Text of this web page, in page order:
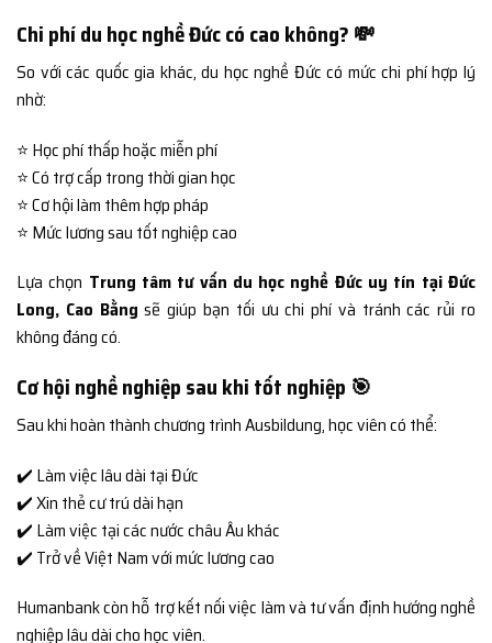
Chi phí du học nghề Đức có cao không? 💸
So với các quốc gia khác, du học nghề Đức có mức chi phí hợp lý
nhờ:
⭐ Học phí thấp hoặc miễn phí
⭐ Có trợ cấp trong thời gian học
⭐ Cơ hội làm thêm hợp pháp
⭐ Mức lương sau tốt nghiệp cao
Lựa chọn Trung tâm tư vấn du học nghề Đức uy tín tại Đức
Long, Cao Bằng sẽ giúp bạn tối ưu chi phí và tránh các rủi ro
không đáng có.
Cơ hội nghề nghiệp sau khi tốt nghiệp 🎯
Sau khi hoàn thành chương trình Ausbildung, học viên có thể:
✔️ Làm việc lâu dài tại Đức
✔️ Xin thẻ cư trú dài hạn
✔️ Làm việc tại các nước châu Âu khác
✔️ Trở về Việt Nam với mức lương cao
Humanbank còn hỗ trợ kết nối việc làm và tư vấn định hướng nghề
nghiệp lâu dài cho học viên.